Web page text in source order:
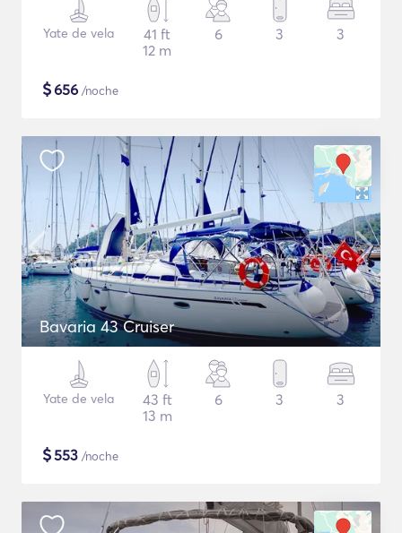
Yate de vela
41 ft
12 m
6 3 3
$656 /noche
Bavaria 43 Cruiser
Yate de vela
43 ft
13 m
6 3 3
$553 /noche